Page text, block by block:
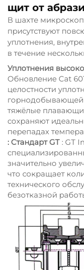
щит от
В шахте
присутствуют
уплотнения,
в течение
Уплотнения
Обновление Cat
целостности
горнодобывающей
тяжёлые
сохраняют
перепадах
: Стандарт GT : GT
значительно
что сокращает
технического
безотказной